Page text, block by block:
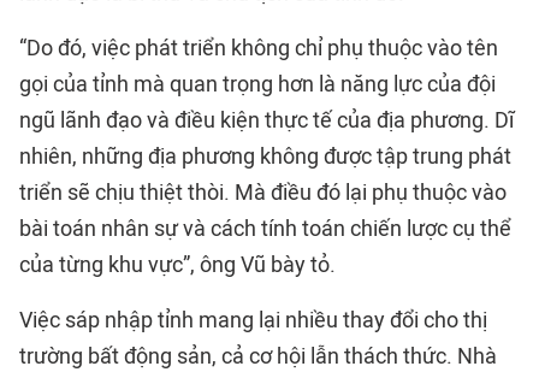
“Do đó, việc phát triển không chỉ phụ thuộc vào tên
gọi của tỉnh mà quan trọng hơn là năng lực của đội
ngũ lãnh đạo và điều kiện thực tế của địa phương. Dĩ
nhiên, những địa phương không được tập trung phát
triển sẽ chịu thiệt thòi. Mà điều đó lại phụ thuộc vào
bài toán nhân sự và cách tính toán chiến lược cụ thể
của từng khu vực”, ông Vũ bày tỏ.
Việc sáp nhập tỉnh mang lại nhiều thay đổi cho thị
trường bất động sản, cả cơ hội lẫn thách thức. Nhà